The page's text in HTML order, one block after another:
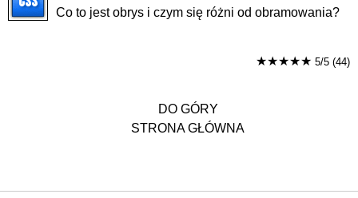
Co to jest obrys i czym się różni od obramowania?
★★★★★ 5/5 (44)
DO GÓRY
STRONA GŁÓWNA